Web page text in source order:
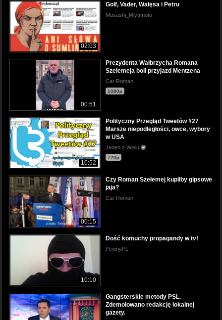
02:03
Golf, Vader, Wałęsa i Petru
Musashi_Miyamoto
00:51
Prezydenta Wałbrzycha Romana
Szełemeja boli przyjazd Mentzena
Car Roman
1080p
10:52
Polityczny Przegląd Tweetów #27
Marsze niepodległości, owce, wybory
w USA
Jeden z Wielu
720p
00:15
Czy Roman Szełemej kupiłby gipsowe
jaja?
Car Roman
10:10
Dość komuchy propagandy w tv!
PewnyPL
Gangsterskie metody PSL.
Zdemolowano redakcję lokalnej
gazety.